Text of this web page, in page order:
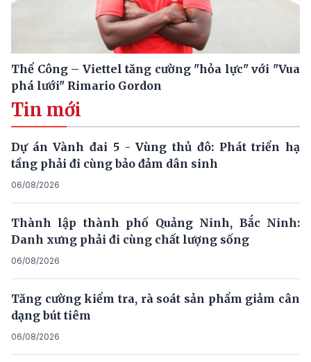
Thể Công – Viettel tăng cường "hỏa lực" với "Vua
phá lưới" Rimario Gordon
Tin mới
Dự án Vành đai 5 - Vùng thủ đô: Phát triển hạ
tầng phải đi cùng bảo đảm dân sinh
06/08/2026
Thành lập thành phố Quảng Ninh, Bắc Ninh:
Danh xưng phải đi cùng chất lượng sống
06/08/2026
Tăng cường kiểm tra, rà soát sản phẩm giảm cân
dạng bút tiêm
06/08/2026